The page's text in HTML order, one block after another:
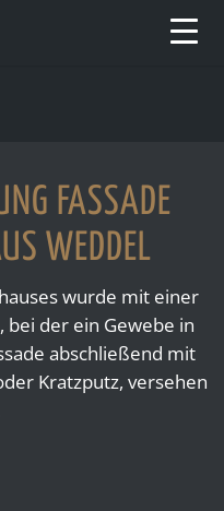
FASSADE
WEDDEL
wurde mit einer
der ein Gewebe in
abschließend mit
Kratzputz, versehen